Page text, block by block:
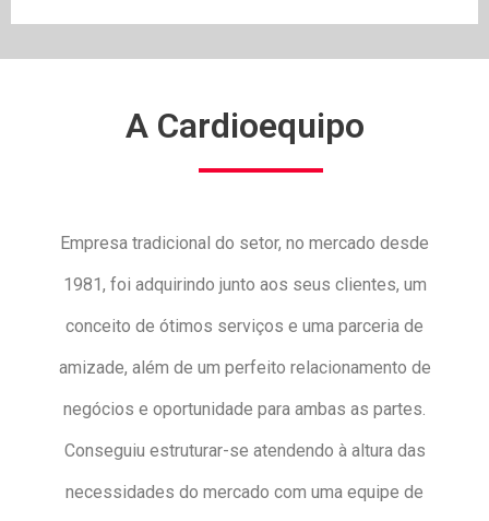
A Cardioequipo
Empresa tradicional do setor, no mercado desde
1981, foi adquirindo junto aos seus clientes, um
conceito de ótimos serviços e uma parceria de
amizade, além de um perfeito relacionamento de
negócios e oportunidade para ambas as partes.
Conseguiu estruturar-se atendendo à altura das
necessidades do mercado com uma equipe de